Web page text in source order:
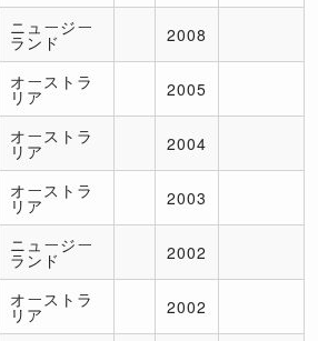
ニュージー
ランド 2008
オーストラ
リア 2005
オーストラ
リア 2004
オーストラ
リア 2003
ニュージー
ランド 2002
オーストラ
リア 2002